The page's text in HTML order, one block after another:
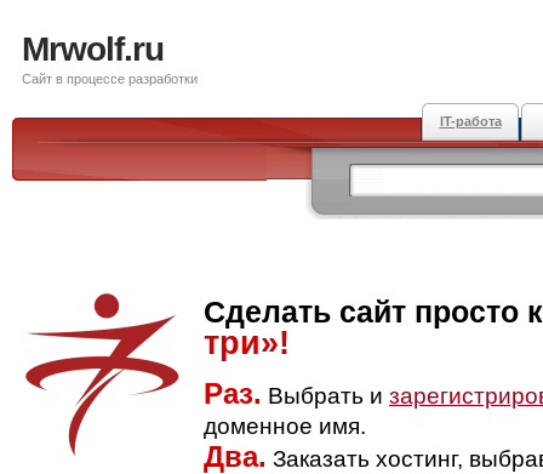
Mrwolf.ru
Сайт в процессе разработки
IT-работа
Сделать сайт просто
три»!
Раз. Выбрать и
доменное имя.
Два. Заказать хостинг,